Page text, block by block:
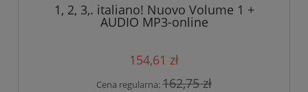
1, 2, 3,. italiano! Nuovo Volume 1 +
AUDIO MP3-online
154,61 zł
Cena regularna:162,75 zł